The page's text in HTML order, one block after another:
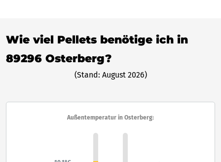
Wie viel Pellets benötige ich in
89296 Osterberg?
(Stand: August 2026)
Außentemperatur in Osterberg: